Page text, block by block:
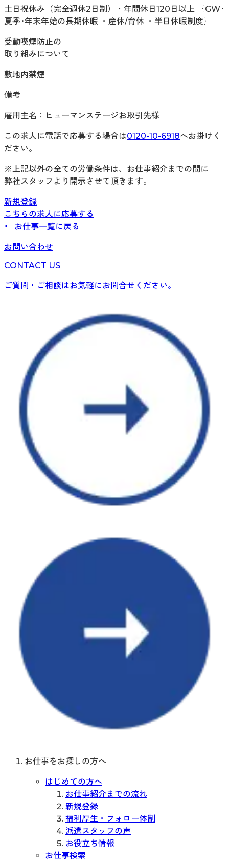
土日祝休み（完全週休2日制）・年間休日120日以上 ｛GW･
夏季･年末年始の長期休暇 ・産休/育休 ・半日休暇制度｝
受動喫煙防止の
取り組みについて
敷地内禁煙
備考
雇用主名：ヒューマンステージお取引先様
この求人に電話で応募する場合は0120-10-6918へお掛けく
ださい。
※上記以外の全ての労働条件は、お仕事紹介までの間に
弊社スタッフより開示させて頂きます。
新規登録
こちらの求人に応募する
← お仕事一覧に戻る
お問い合わせ
CONTACT US
ご質問・ご相談はお気軽にお問合せください。
お仕事をお探しの方へ
はじめての方へ
お仕事紹介までの流れ
新規登録
福利厚生・フォロー体制
派遣スタッフの声
お役立ち情報
お仕事検索